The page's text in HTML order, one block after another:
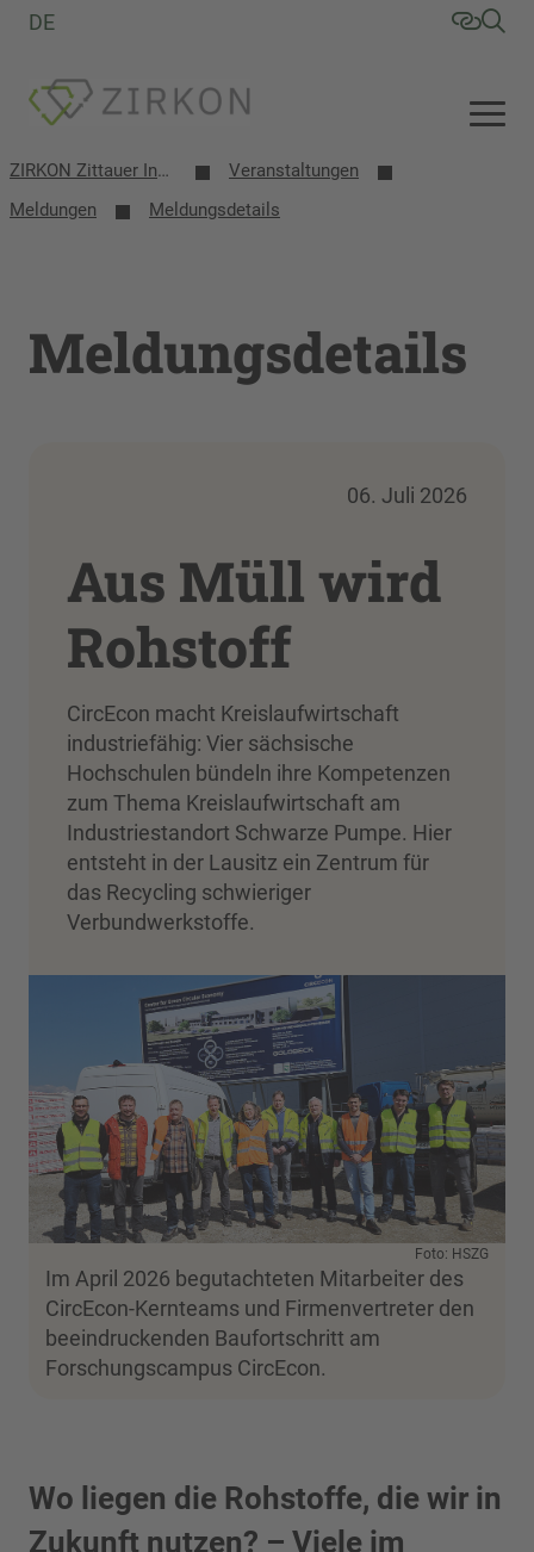
DE
ZIRKON Zittauer Institut für Verfahrensentwicklung, Kreislaufwirtschaft, Oberflächentechnik, Naturstoffforschung
Veranstaltungen
Meldungen
Meldungsdetails
Meldungsdetails
06. Juli 2026
Aus Müll wird
Rohstoff
CircEcon macht Kreislaufwirtschaft
industriefähig: Vier sächsische
Hochschulen bündeln ihre Kompetenzen
zum Thema Kreislaufwirtschaft am
Industriestandort Schwarze Pumpe. Hier
entsteht in der Lausitz ein Zentrum für
das Recycling schwieriger
Verbundwerkstoffe.
Foto: HSZG
Im April 2026 begutachteten Mitarbeiter des
CircEcon-Kernteams und Firmenvertreter den
beeindruckenden Baufortschritt am
Forschungscampus CircEcon.
Wo liegen die Rohstoffe, die wir in
Zukunft nutzen? – Viele im